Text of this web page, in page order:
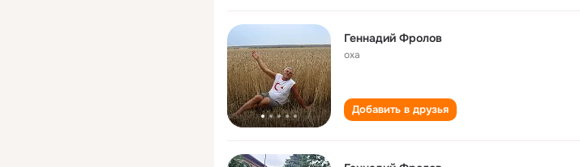
Геннадий Фролов
оха
Добавить в друзья